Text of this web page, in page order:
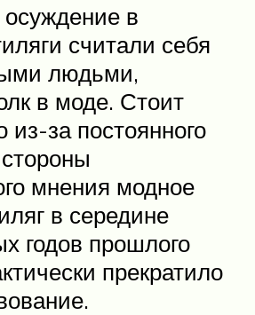
в
считали себя
людьми,
в моде. Стоит
из-за постоянного
мнения модное
в середине
годов прошлого
прекратило